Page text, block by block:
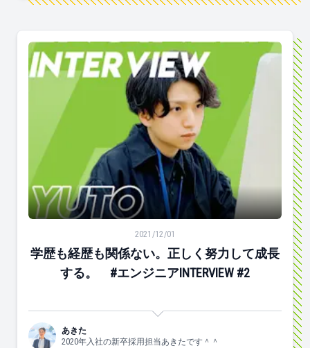
学歴も経歴も関係ない。正しく努力して成長する。 #エ
2021/12/01
学歴も経歴も関係ない。正しく努力して成長
する。 #エンジニアINTERVIEW #2
あきた
2020年入社の新卒採用担当あきたです＾＾